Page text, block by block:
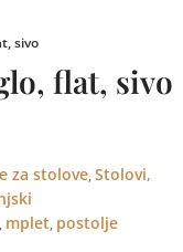
sivo
flat, sivo
za stolove, Stolovi,
mplet, postolje